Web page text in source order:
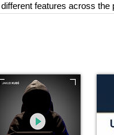
features across the